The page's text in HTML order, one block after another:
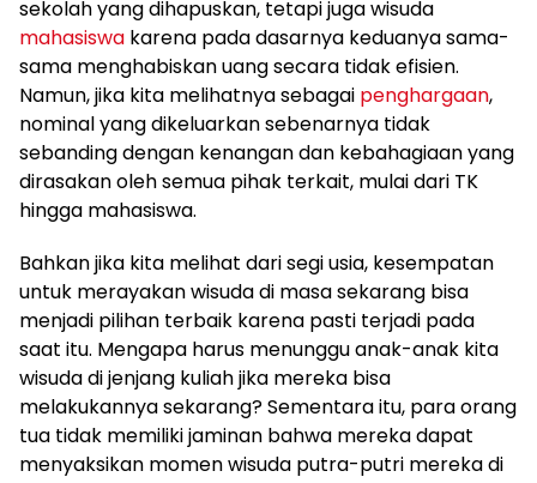
sekolah yang dihapuskan, tetapi juga wisuda
mahasiswa karena pada dasarnya keduanya sama-
sama menghabiskan uang secara tidak efisien.
Namun, jika kita melihatnya sebagai penghargaan,
nominal yang dikeluarkan sebenarnya tidak
sebanding dengan kenangan dan kebahagiaan yang
dirasakan oleh semua pihak terkait, mulai dari TK
hingga mahasiswa.
Bahkan jika kita melihat dari segi usia, kesempatan
untuk merayakan wisuda di masa sekarang bisa
menjadi pilihan terbaik karena pasti terjadi pada
saat itu. Mengapa harus menunggu anak-anak kita
wisuda di jenjang kuliah jika mereka bisa
melakukannya sekarang? Sementara itu, para orang
tua tidak memiliki jaminan bahwa mereka dapat
menyaksikan momen wisuda putra-putri mereka di